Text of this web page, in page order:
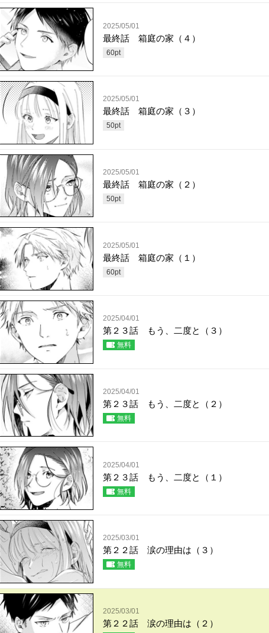
2025/05/01
最終話 箱庭の家（４）
60pt
2025/05/01
最終話 箱庭の家（３）
50pt
2025/05/01
最終話 箱庭の家（２）
50pt
2025/05/01
最終話 箱庭の家（１）
60pt
2025/04/01
第２３話 もう、二度と（３）
無料
2025/04/01
第２３話 もう、二度と（２）
無料
2025/04/01
第２３話 もう、二度と（１）
無料
2025/03/01
第２２話 涙の理由は（３）
無料
2025/03/01
第２２話 涙の理由は（２）